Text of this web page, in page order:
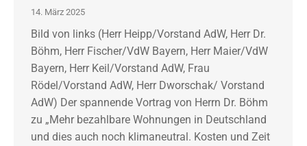
14. März 2025
Bild von links (Herr Heipp/Vorstand AdW, Herr Dr.
Böhm, Herr Fischer/VdW Bayern, Herr Maier/VdW
Bayern, Herr Keil/Vorstand AdW, Frau
Rödel/Vorstand AdW, Herr Dworschak/ Vorstand
AdW) Der spannende Vortrag von Herrn Dr. Böhm
zu „Mehr bezahlbare Wohnungen in Deutschland
und dies auch noch klimaneutral. Kosten und Zeit